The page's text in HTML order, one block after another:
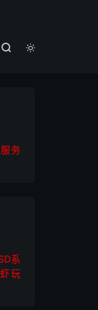


务
系
玩